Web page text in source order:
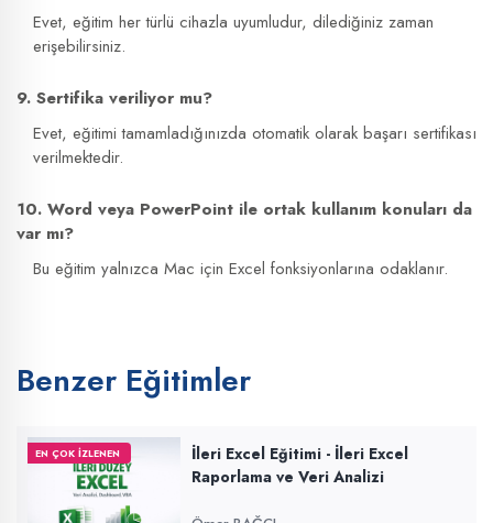
Evet, eğitim her türlü cihazla uyumludur, dilediğiniz zaman
erişebilirsiniz.
9. Sertifika veriliyor mu?
Evet, eğitimi tamamladığınızda otomatik olarak başarı sertifikası
verilmektedir.
10. Word veya PowerPoint ile ortak kullanım konuları da
var mı?
Bu eğitim yalnızca Mac için Excel fonksiyonlarına odaklanır.
Benzer Eğitimler
EN ÇOK İZLENEN
İleri Excel Eğitimi - İleri Excel
Raporlama ve Veri Analizi